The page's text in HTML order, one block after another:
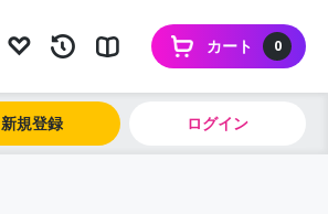
0
カート
新規登録 ログイン